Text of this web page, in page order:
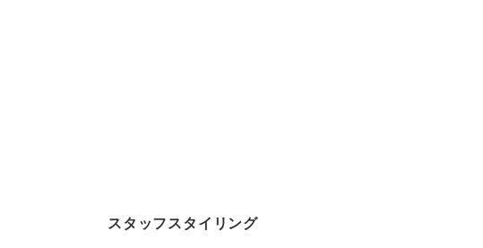
スタッフスタイリング